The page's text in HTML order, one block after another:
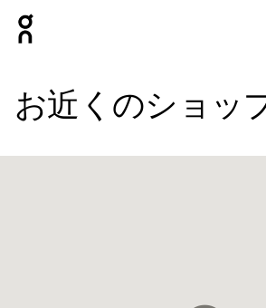
お近くのショッ